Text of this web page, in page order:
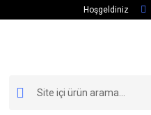
Hoşgeldiniz